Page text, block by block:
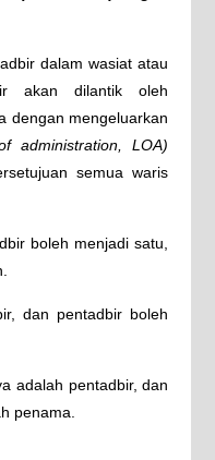
dalam wasiat atau
akan dilantik oleh
dengan mengeluarkan
administration, LOA)
semua waris
boleh menjadi satu,
dan pentadbir boleh
adalah pentadbir, dan
penama.